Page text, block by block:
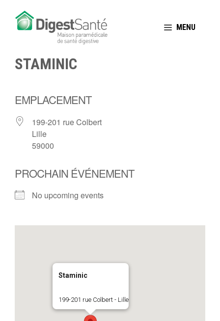
MENU
STAMINIC
EMPLACEMENT
199-201 rue Colbert
Lille
59000
PROCHAIN ÉVÉNEMENT
No upcoming events
Staminic
199-201 rue Colbert - Lille